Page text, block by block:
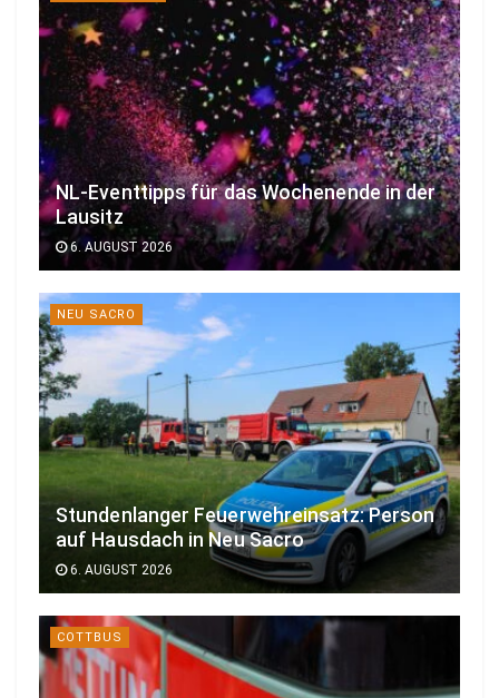
NL-Eventtipps für das Wochenende in der
Lausitz
6. AUGUST 2026
NEU SACRO
Stundenlanger Feuerwehreinsatz: Person
auf Hausdach in Neu Sacro
6. AUGUST 2026
COTTBUS